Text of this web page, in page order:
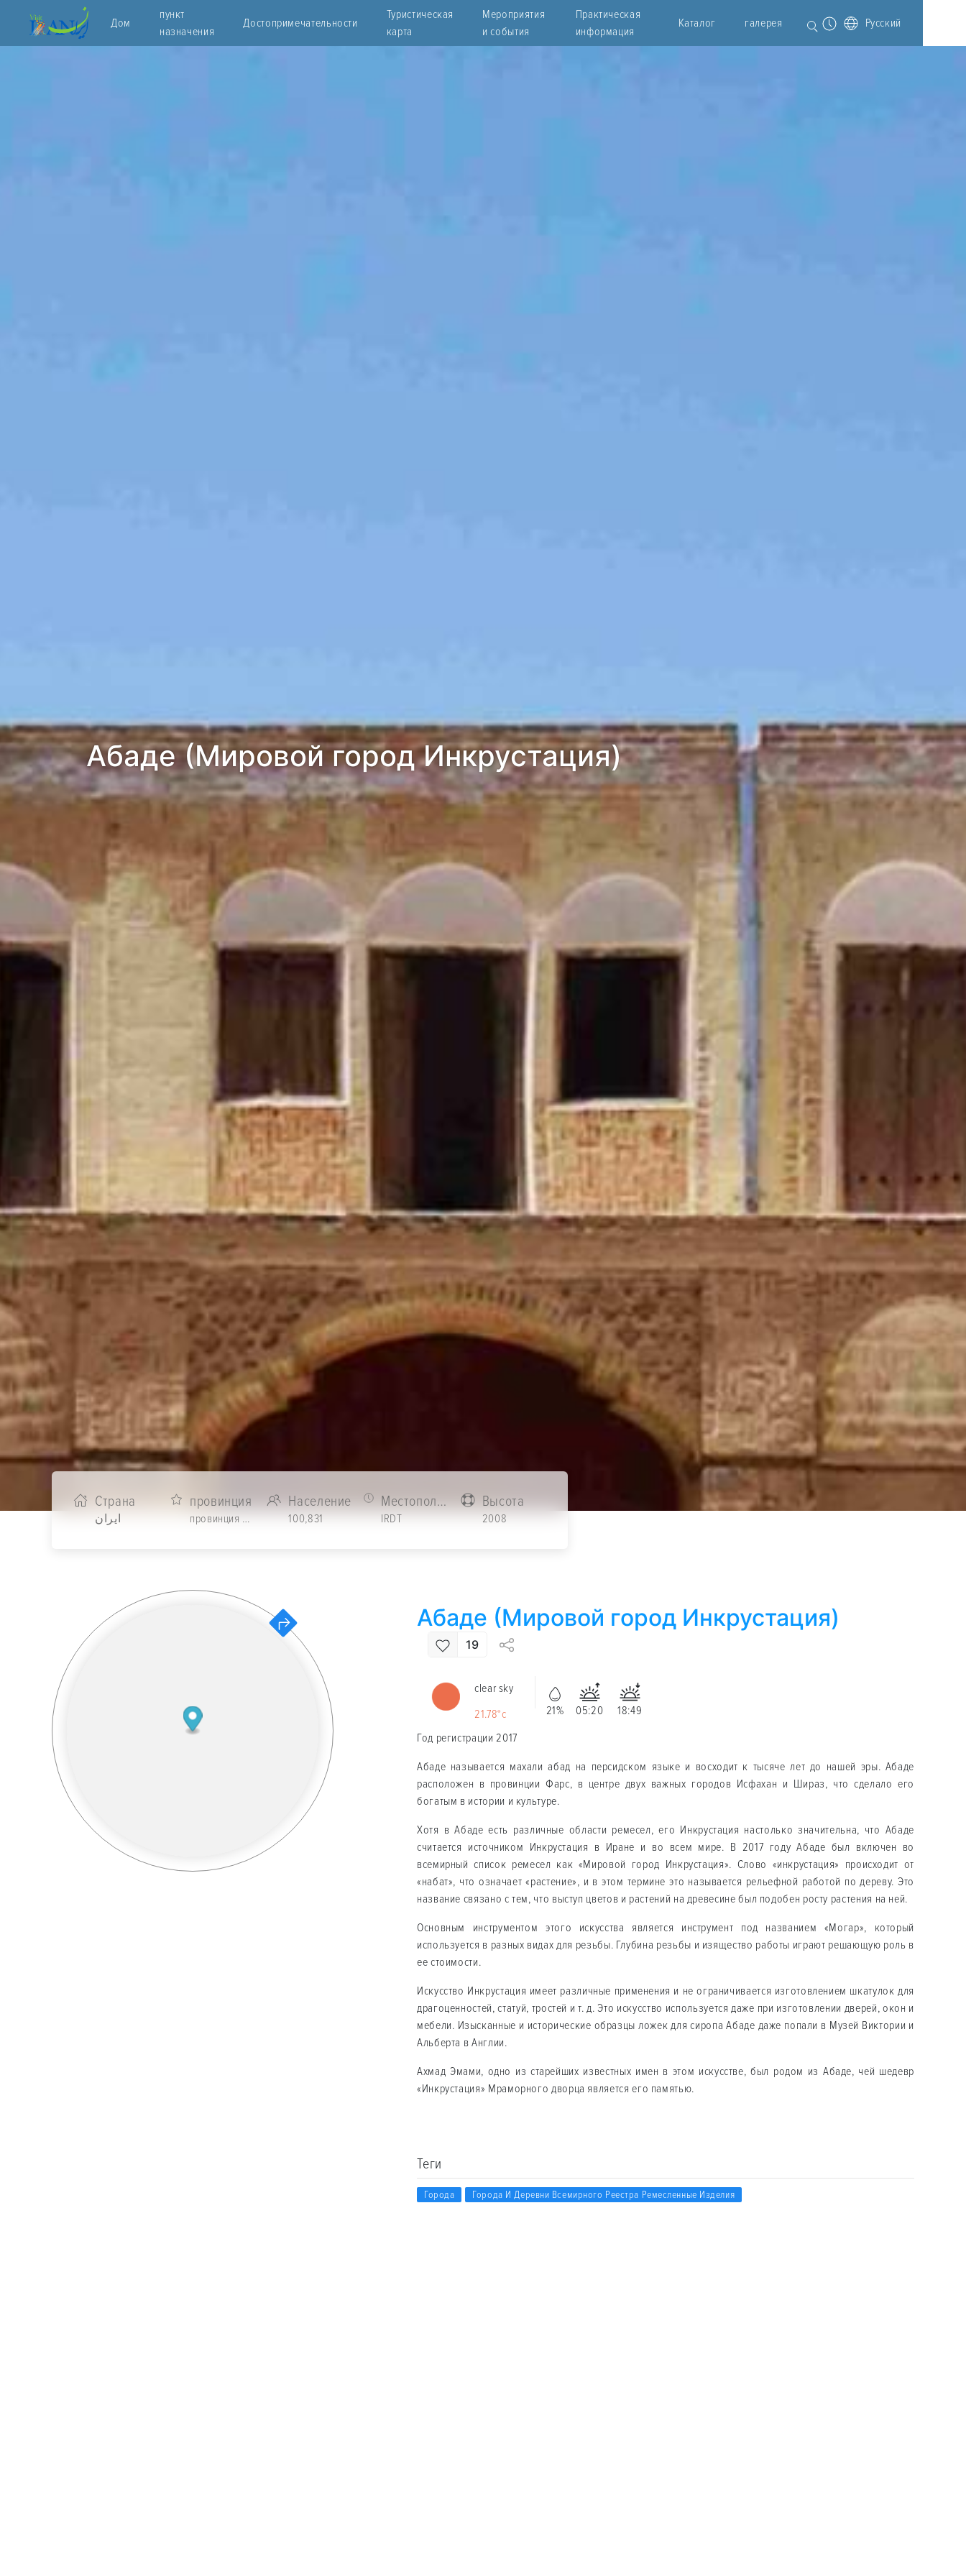
Дом
пункт
назначения
Достопримечательности
Туристическая
карта
Мероприятия
и события
Практическая
информация
Каталог галерея Русский
Абаде (Мировой город Инкрустация)
Страна
ایران
провинция
провинция Фарс
Население
100,831
Местоположение
IRDT
Высота
2008
Абаде (Мировой город Инкрустация)
19
clear sky
21.78°c
21% 05:20
18:49
Год регистрации 2017
Абаде называется махали абад на персидском языке и восходит к тысяче лет до нашей эры. Абаде
расположен в провинции Фарс, в центре двух важных городов Исфахан и Шираз, что сделало его
богатым в истории и культуре.
Хотя в Абаде есть различные области ремесел, его Инкрустация настолько значительна, что Абаде
считается источником Инкрустация в Иране и во всем мире. В 2017 году Абаде был включен во
всемирный список ремесел как «Мировой город Инкрустация». Слово «инкрустация» происходит от
«набат», что означает «растение», и в этом термине это называется рельефной работой по дереву. Это
название связано с тем, что выступ цветов и растений на древесине был подобен росту растения на ней.
Основным инструментом этого искусства является инструмент под названием «Могар», который
используется в разных видах для резьбы. Глубина резьбы и изящество работы играют решающую роль в
ее стоимости.
Искусство Инкрустация имеет различные применения и не ограничивается изготовлением шкатулок для
драгоценностей, статуй, тростей и т. д. Это искусство используется даже при изготовлении дверей, окон и
мебели. Изысканные и исторические образцы ложек для сиропа Абаде даже попали в Музей Виктории и
Альберта в Англии.
Ахмад Эмами, одно из старейших известных имен в этом искусстве, был родом из Абаде, чей шедевр
«Инкрустация» Мраморного дворца является его памятью.
Теги
Города Города И Деревни Всемирного Реестра Ремесленные Изделия